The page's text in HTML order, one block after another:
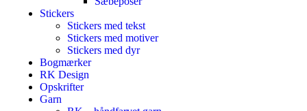
Stickers
Stickers med tekst
Stickers med motiver
Stickers med dyr
Bogmærker
RK Design
Opskrifter
Garn